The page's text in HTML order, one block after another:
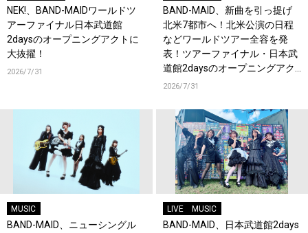
NEK!、BAND-MAIDワールドツ
アーファイナル日本武道館
2daysのオープニングアクトに
大抜擢！
2026/7/31
BAND-MAID、新曲を引っ提げ
北米7都市へ！北米公演の日程
などワールドツアー全容を発
表！ツアーファイナル・日本武
道館2daysのオープニングアク
トにNEK!が決定！
2026/7/31
MUSIC
BAND-MAID、ニューシングル
LIVE MUSIC
BAND-MAID、日本武道館2days